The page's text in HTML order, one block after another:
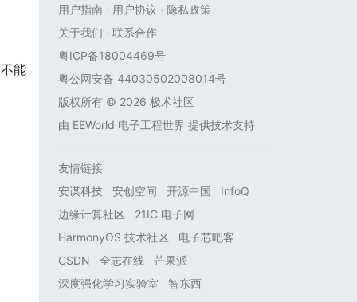
能
用户指南 · 用户协议 · 隐私政策
关于我们 · 联系合作
粤ICP备18004469号
粤公网安备 44030502008014号
版权所有 © 2026 极术社区
由 EEWorld 电子工程世界 提供技术支持
友情链接
安谋科技
安创空间 开源中国
InfoQ
边缘计算社区
21IC 电子网
HarmonyOS 技术社区
电子芯吧客
CSDN
全志在线
芒果派
深度强化学习实验室
智东西